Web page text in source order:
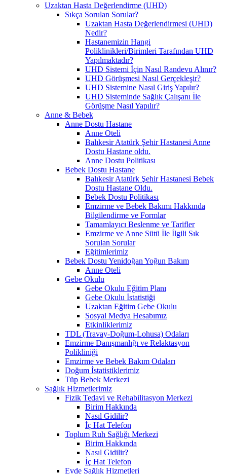
Uzaktan Hasta Değerlendirme (UHD)
Sıkça Sorulan Sorular?
Uzaktan Hasta Değerlendirmesi (UHD)
Nedir?
Hastanemizin Hangi
Poliklinikleri/Birimleri Tarafından UHD
Yapılmaktadır?
UHD Sistemi İçin Nasıl Randevu Alınır?
UHD Görüşmesi Nasıl Gerçekleşir?
UHD Sistemine Nasıl Giriş Yapılır?
UHD Sisteminde Sağlık Çalışanı İle
Görüşme Nasıl Yapılır?
Anne & Bebek
Anne Dostu Hastane
Anne Oteli
Balıkesir Atatürk Şehir Hastanesi Anne
Dostu Hastane oldu.
Anne Dostu Politikası
Bebek Dostu Hastane
Balıkesir Atatürk Şehir Hastanesi Bebek
Dostu Hastane Oldu.
Bebek Dostu Politikası
Emzirme ve Bebek Bakımı Hakkında
Bilgilendirme ve Formlar
Tamamlayıcı Beslenme ve Tarifler
Emzirme ve Anne Sütü İle İlgili Sık
Sorulan Sorular
Eğitimlerimiz
Bebek Dostu Yenidoğan Yoğun Bakım
Anne Oteli
Gebe Okulu
Gebe Okulu Eğitim Planı
Gebe Okulu İstatistiği
Uzaktan Eğitim Gebe Okulu
Sosyal Medya Hesabımız
Etkinliklerimiz
TDL (Travay-Doğum-Lohusa) Odaları
Emzirme Danışmanlığı ve Relaktasyon
Polikliniği
Emzirme ve Bebek Bakım Odaları
Doğum İstatistiklerimiz
Tüp Bebek Merkezi
Sağlık Hizmetlerimiz
Fizik Tedavi ve Rehabilitasyon Merkezi
Birim Hakkında
Nasıl Gidilir?
İç Hat Telefon
Toplum Ruh Sağlığı Merkezi
Birim Hakkında
Nasıl Gidilir?
İç Hat Telefon
Evde Sağlık Hizmetleri